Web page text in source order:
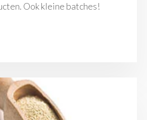
Ook kleine batches!